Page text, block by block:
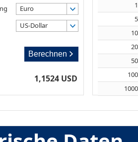
Euro
US-Dollar
Berechnen
1,1524 USD